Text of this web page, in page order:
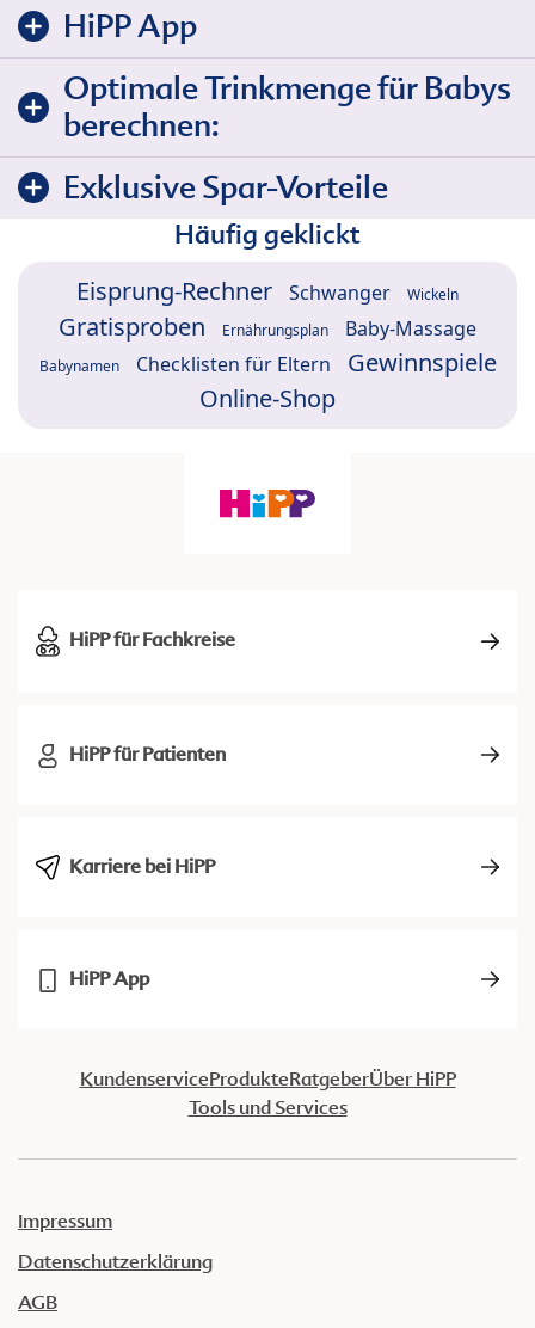
HiPP App
Optimale Trinkmenge für Babys
berechnen:
Exklusive Spar-Vorteile
Häufig geklickt
Eisprung-Rechner Schwanger Wickeln
Gratisproben Ernährungsplan Baby-Massage
Babynamen Checklisten für Eltern
Gewinnspiele
Online-Shop
HiPP für Fachkreise
HiPP für Patienten
Karriere bei HiPP
HiPP App
KundenserviceProdukteRatgeberÜber HiPP
Tools und Services
Impressum
Datenschutzerklärung
AGB